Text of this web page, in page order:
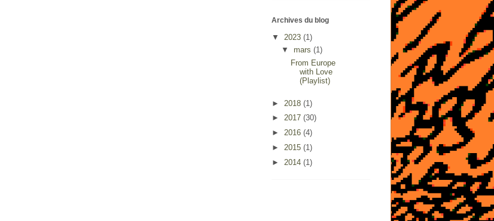
Archives du blog
▼ 2023 (1)
▼ mars (1)
From Europe
with Love
(Playlist)
► 2018 (1)
► 2017 (30)
► 2016 (4)
► 2015 (1)
► 2014 (1)